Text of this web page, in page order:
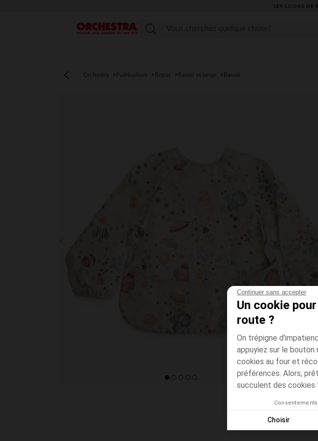
Continuer sans accepter
Un cookie
route ?
On trépigne
appuyiez sur le
cookies au four et
préférences. Alors,
succulent des cookies
Choisir
LES LOOKS DE
Menu
Orchestra Puériculture Repas Bavoir et lange Bavoir